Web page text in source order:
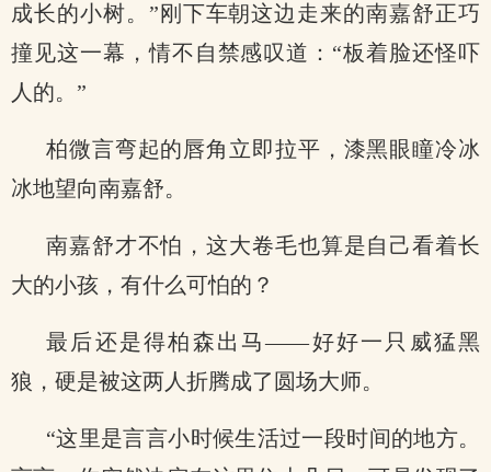
成长的小树。”刚下车朝这边走来的南嘉舒正巧
撞见这一幕，情不自禁感叹道：“板着脸还怪吓
人的。”
柏微言弯起的唇角立即拉平，漆黑眼瞳冷冰
冰地望向南嘉舒。
南嘉舒才不怕，这大卷毛也算是自己看着长
大的小孩，有什么可怕的？
最后还是得柏森出马——好好一只威猛黑
狼，硬是被这两人折腾成了圆场大师。
“这里是言言小时候生活过一段时间的地方。